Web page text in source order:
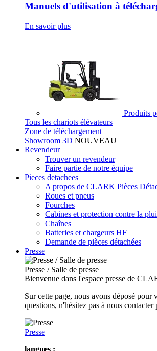
Manuels d'utilisation à
En savoir plus
Produits
Tous les chariots élévateurs
Zone de téléchargement
Showroom 3D NOUVEAU
Revendeur
Trouver un revendeur
Faire partie de notre équipe
Pieces detachees
A propos de CLARK Pièces
Roues et pneus
Fourches
Cabines et protection contre la
Chaînes
Batteries et chargeurs HF
Demande de pièces détachées
Presse
Presse / Salle de presse
Bienvenue dans l'espace presse de
Sur cette page, nous avons déposé
questions, n'hésitez pas à nous contacter
Presse
langues :